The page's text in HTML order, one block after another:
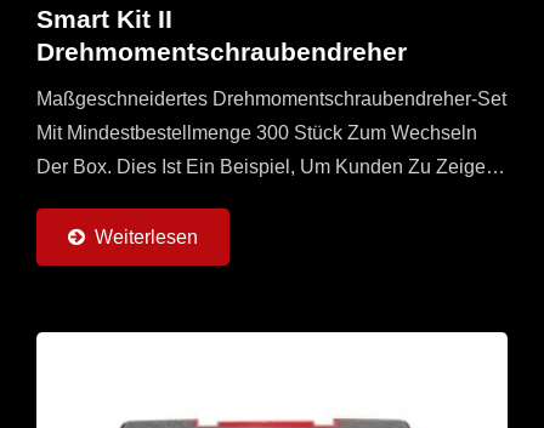
Smart Kit II
Drehmomentschraubendreher
Maßgeschneidertes Drehmomentschraubendreher-Set
Mit Mindestbestellmenge 300 Stück Zum Wechseln
Der Box. Dies Ist Ein Beispiel, Um Kunden Zu Zeigen,
Gestalteten...
Weiterlesen